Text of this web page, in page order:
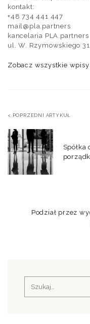
kontakt:‭
+48 734 441 447‬
mail@pla.partners
kancelaria PLA.partners
ul. W. Rzymowskiego
Zobacz wszystkie wpisy
< POPRZEDNI ARTYKUŁ
Spółka
Podział przez